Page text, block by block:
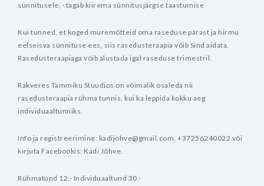
sünnitusele, · tagab kiirema sünnitusjärgse taastumise
Kui tunned, et koged muremõtteid oma raseduse pärast ja hirmu
eelseisva sünnituse ees, siis rasedusteraapia võib Sind aidata.
Rasedusteraapiaga võib alustada igal raseduse trimestril.
Rakveres Tammiku Stuudios on võimalik osaleda nii
rasedusteraapia rühma tunnis, kui ka leppida kokku aeg
individuaaltunniks.
Info ja registreerimine: kadijohve@gmail.com, +37256240022 või
kirjuta Facebookis: Kadi Jõhve.
Rühmatund 12.- Individuaaltund 30.-